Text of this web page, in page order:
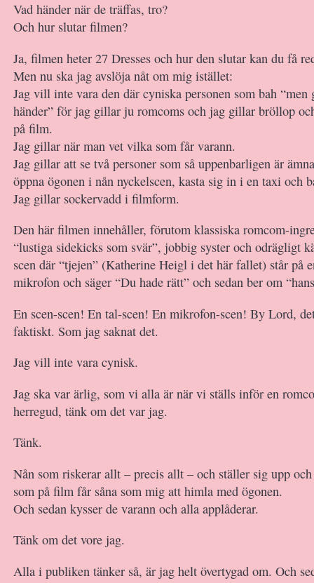
Vad händer när de träffas, tro?
Och hur slutar filmen?
Ja, filmen heter 27 Dresses och hur den slutar kan du få
Men nu ska jag avslöja nåt om mig istället:
Jag vill inte vara den där cyniska personen som bah “men
händer” för jag gillar ju romcoms och jag gillar bröllop
på film.
Jag gillar när man vet vilka som får varann.
Jag gillar att se två personer som så uppenbarligen är
öppna ögonen i nån nyckelscen, kasta sig in i en taxi och
Jag gillar sockervadd i filmform.
Den här filmen innehåller, förutom klassiska romcom-
“lustiga sidekicks som svär”, jobbig syster och odrägligt
scen där “tjejen” (Katherine Heigl i det här fallet) står på
mikrofon och säger “Du hade rätt” och sedan ber om
En scen-scen! En tal-scen! En mikrofon-scen! By Lord,
faktiskt. Som jag saknat det.
Jag vill inte vara cynisk.
Jag ska var ärlig, som vi alla är när vi ställs inför en
herregud, tänk om det var jag.
Tänk.
Nån som riskerar allt – precis allt – och ställer sig upp
som på film får såna som mig att himla med ögonen.
Och sedan kysser de varann och alla applåderar.
Tänk om det vore jag.
Alla i publiken tänker så, är jag helt övertygad om. Och